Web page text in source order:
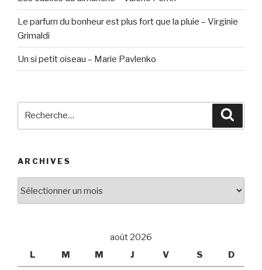
Le parfum du bonheur est plus fort que la pluie – Virginie
Grimaldi
Un si petit oiseau – Marie Pavlenko
ARCHIVES
août 2026
L
M M J V S D